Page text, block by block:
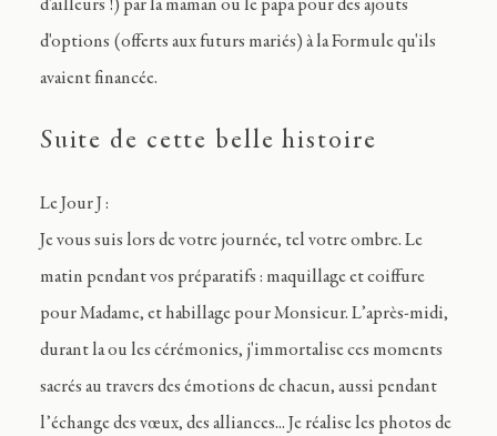
d'ailleurs !) par la maman ou le papa pour des ajouts
d'options (offerts aux futurs mariés) à la Formule qu'ils
avaient financée.
Suite de cette belle histoire
Le Jour J :
Je vous suis lors de votre journée, tel votre ombre. Le
matin pendant vos préparatifs : maquillage et coiffure
pour Madame, et habillage pour Monsieur. L’après-midi,
durant la ou les cérémonies, j'immortalise ces moments
sacrés au travers des émotions de chacun, aussi pendant
l’échange des vœux, des alliances... Je réalise les photos de